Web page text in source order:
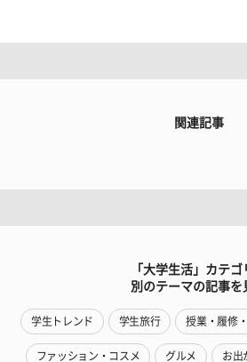
関連記事
「大学生活」カテゴ
別のテーマの記事を
学生トレンド 学生旅行 授業・履修
ファッション・コスメ グルメ お出